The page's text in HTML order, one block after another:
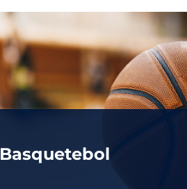
Basquetebol